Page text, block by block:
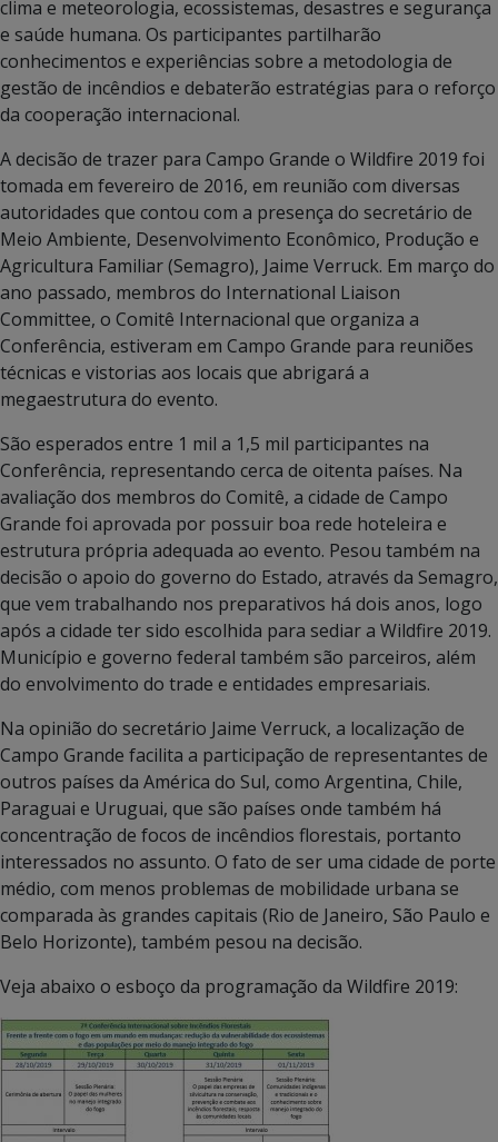
clima e meteorologia, ecossistemas, desastres e segurança
e saúde humana. Os participantes partilharão
conhecimentos e experiências sobre a metodologia de
gestão de incêndios e debaterão estratégias para o reforço
da cooperação internacional.
A decisão de trazer para Campo Grande o Wildfire 2019 foi
tomada em fevereiro de 2016, em reunião com diversas
autoridades que contou com a presença do secretário de
Meio Ambiente, Desenvolvimento Econômico, Produção e
Agricultura Familiar (Semagro), Jaime Verruck. Em março do
ano passado, membros do International Liaison
Committee, o Comitê Internacional que organiza a
Conferência, estiveram em Campo Grande para reuniões
técnicas e vistorias aos locais que abrigará a
megaestrutura do evento.
São esperados entre 1 mil a 1,5 mil participantes na
Conferência, representando cerca de oitenta países. Na
avaliação dos membros do Comitê, a cidade de Campo
Grande foi aprovada por possuir boa rede hoteleira e
estrutura própria adequada ao evento. Pesou também na
decisão o apoio do governo do Estado, através da Semagro,
que vem trabalhando nos preparativos há dois anos, logo
após a cidade ter sido escolhida para sediar a Wildfire 2019.
Município e governo federal também são parceiros, além
do envolvimento do trade e entidades empresariais.
Na opinião do secretário Jaime Verruck, a localização de
Campo Grande facilita a participação de representantes de
outros países da América do Sul, como Argentina, Chile,
Paraguai e Uruguai, que são países onde também há
concentração de focos de incêndios florestais, portanto
interessados no assunto. O fato de ser uma cidade de porte
médio, com menos problemas de mobilidade urbana se
comparada às grandes capitais (Rio de Janeiro, São Paulo e
Belo Horizonte), também pesou na decisão.
Veja abaixo o esboço da programação da Wildfire 2019: